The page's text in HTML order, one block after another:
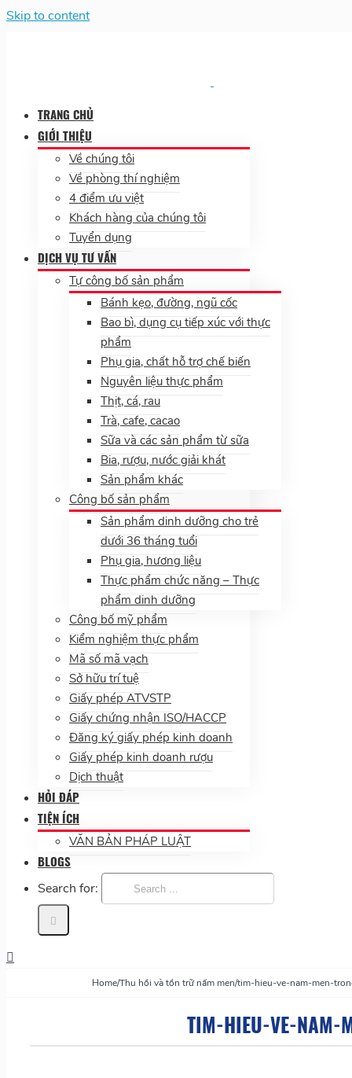
Skip to content
TRANG CHỦ
GIỚI THIỆU
Về chúng tôi
Về phòng thí nghiệm
4 điểm ưu việt
Khách hàng của chúng tôi
Tuyển dụng
DỊCH VỤ TƯ VẤN
Tự công bố sản phẩm
Bánh kẹo, đường, ngũ cốc
Bao bì, dụng cụ tiếp xúc với thực
phẩm
Phụ gia, chất hỗ trợ chế biến
Nguyên liệu thực phẩm
Thịt, cá, rau
Trà, cafe, cacao
Sữa và các sản phẩm từ sữa
Bia, rượu, nước giải khát
Sản phẩm khác
Công bố sản phẩm
Sản phẩm dinh dưỡng cho trẻ
dưới 36 tháng tuổi
Phụ gia, hương liệu
Thực phẩm chức năng – Thực
phẩm dinh dưỡng
Công bố mỹ phẩm
Kiểm nghiệm thực phẩm
Mã số mã vạch
Sở hữu trí tuệ
Giấy phép ATVSTP
Giấy chứng nhận ISO/HACCP
Đăng ký giấy phép kinh doanh
Giấy phép kinh doanh rượu
Dịch thuật
HỎI ĐÁP
TIỆN ÍCH
VĂN BẢN PHÁP LUẬT
BLOGS
Search for:
Home/Thu hồi và tồn trữ nấm men/tim-hieu-ve-nam-men-
TIM-HIEU-VE-NAM-